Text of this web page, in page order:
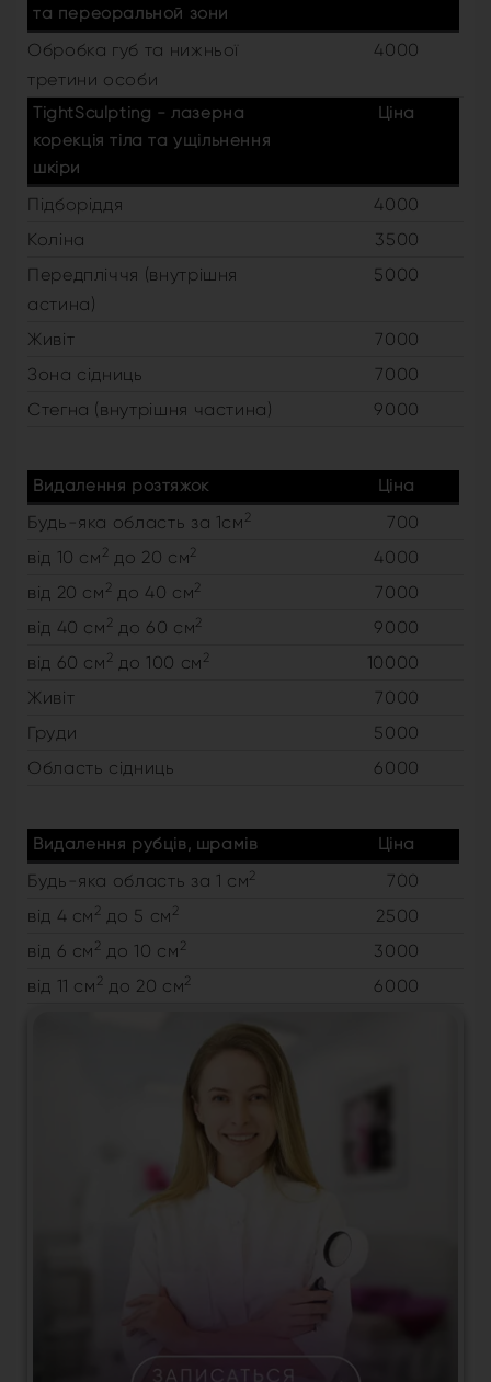
та переоральной зони
Обробка губ та нижньої
третини особи
4000
TightSculpting - лазерна
корекція тіла та ущільнення
шкіри
Ціна
Підборіддя
4000
Коліна
3500
Передпліччя (внутрішня
астина)
5000
Живіт
7000
Зона сідниць
7000
Стегна (внутрішня частина)
9000
Видалення розтяжок Ціна
Будь-яка область за 1см 2
700
від 10 см 2 до 20 см2
4000
від 20 см 2 до 40 см2
7000
від 40 см 2 до 60 см2
9000
від 60 см 2 до 100 см 2
10000
Живіт
7000
Груди
5000
Область сідниць
6000
Видалення рубців, шрамів Ціна
Будь-яка область за 1 см2
700
від 4 см 2 до 5 см 2
2500
від 6 см 2 до 10 см 2
3000
від 11 см 2 до 20 см2 6000